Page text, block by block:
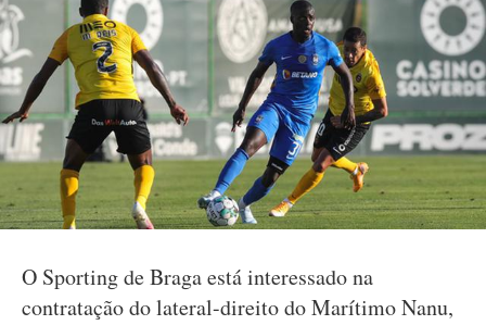
O Sporting de Braga está interessado na
contratação do lateral-direito do Marítimo Nanu,